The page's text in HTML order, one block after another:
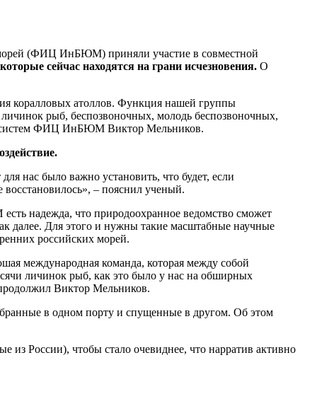
(ФИЦ ИнБЮМ) приняли участие в совместной
сейчас находятся на грани исчезновения. О
коралловых атоллов. Функция нашей группы
рыб, беспозвоночных, молодь беспозвоночных,
ФИЦ ИнБЮМ Виктор Мельников.
нас было важно установить, что будет, если
восстановилось», – пояснил ученый.
надежда, что природоохранное ведомство сможет
далее. Для этого и нужны такие масштабные научные
российских морей.
международная команда, которая между собой
личинок рыб, как это было у нас на обширных
Виктор Мельников.
в одном порту и спущенные в другом. Об этом
из России), чтобы стало очевиднее, что нарратив активно